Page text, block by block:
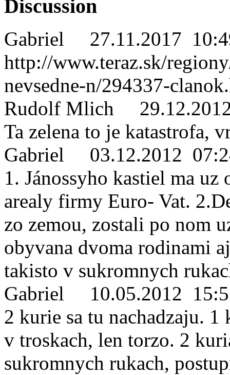
Discussion
Gabriel 27.11.2017
http://www.teraz.sk/
nevsedne-n/294337-
Rudolf Mlich
Ta zelena to je katastrofa,
Gabriel 03.12.2012
1. Jánossyho kastiel ma uz
arealy firmy Euro- Vat.
zo zemou, zostali po nom
obyvana dvoma rodinami
takisto v sukromnych
Gabriel 10.05.2012
2 kurie sa tu nachadzaju.
v troskach, len torzo. 2
sukromnych rukach,